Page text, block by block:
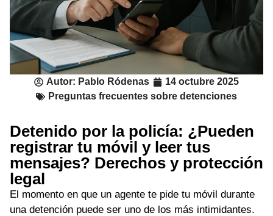
Autor: Pablo Ródenas
14 octubre 2025
Preguntas frecuentes sobre detenciones
Detenido por la policía: ¿Pueden
registrar tu móvil y leer tus
mensajes? Derechos y protección
legal
El momento en que un agente te pide tu móvil durante
una detención puede ser uno de los más intimidantes.